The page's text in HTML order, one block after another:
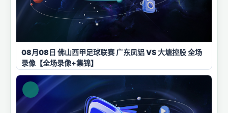
08月08日 佛山西甲足球联赛 广东凤铝 VS 大塘控股 全场
录像【全场录像+集锦】